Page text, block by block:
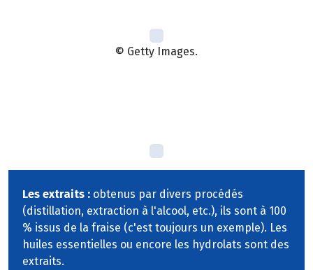
© Getty Images.
Les extraits : obtenus par divers procédés
(distillation, extraction à l'alcool, etc.), ils sont à 100
% issus de la fraise (c'est toujours un exemple). Les
huiles essentielles ou encore les hydrolats sont des
extraits.